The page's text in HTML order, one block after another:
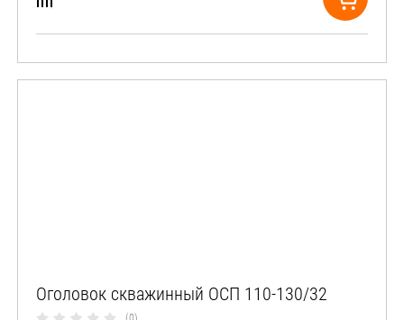
Оголовок скважинный ОСП 110-130/32